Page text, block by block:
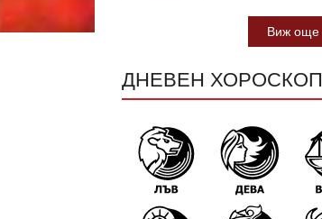
Виж още
ДНЕВЕН ХОРОСКОП